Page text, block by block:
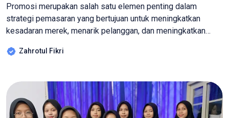
Promosi merupakan salah satu elemen penting dalam
strategi pemasaran yang bertujuan untuk meningkatkan
kesadaran merek, menarik pelanggan, dan meningkatkan
bisnis dapat mencapai target pasarnya dengan lebih efektif.
yang dapat diterapkan: 1. Pemasaran Digital (Digital
Marketing) Dalam era digital, pemasaran melalui internet […]
Zahrotul Fikri